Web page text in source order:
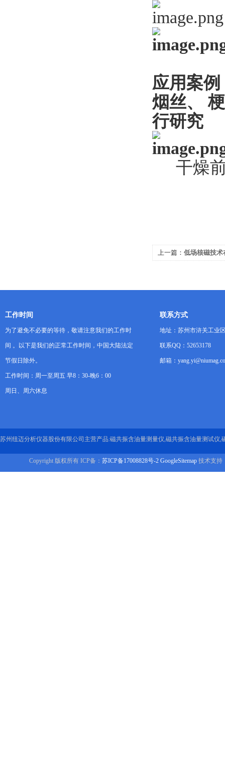
应用案例
烟丝、
行研究
干燥
上一篇： 低场核磁技术
工作时间
为了避免不必要的等待，敬请注意我们的工作时
间 。以下是我们的正常工作时间，中国大陆法定
节假日除外。
工作时间：周一至周五 早8：30-晚6：00
周日、周六休息
联系方式
地址：苏州市浒关工业
联系QQ：52653178
邮箱：
苏州纽迈分析仪器股份有限公司主营产品:磁共振含油量测量仪,磁共振含油量测试仪,
Copyright 版权所有 ICP备： 苏ICP备17008828号-2 GoogleSitemap 技术支持